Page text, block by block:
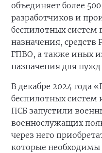
объединяет более
разработчиков и
беспилотных систем
назначения,
ГПВО, а также иных
назначения для
В декабре 2024 года
беспилотных систем
ПСБ запустили
военнослужащих
через него
которые необходимы